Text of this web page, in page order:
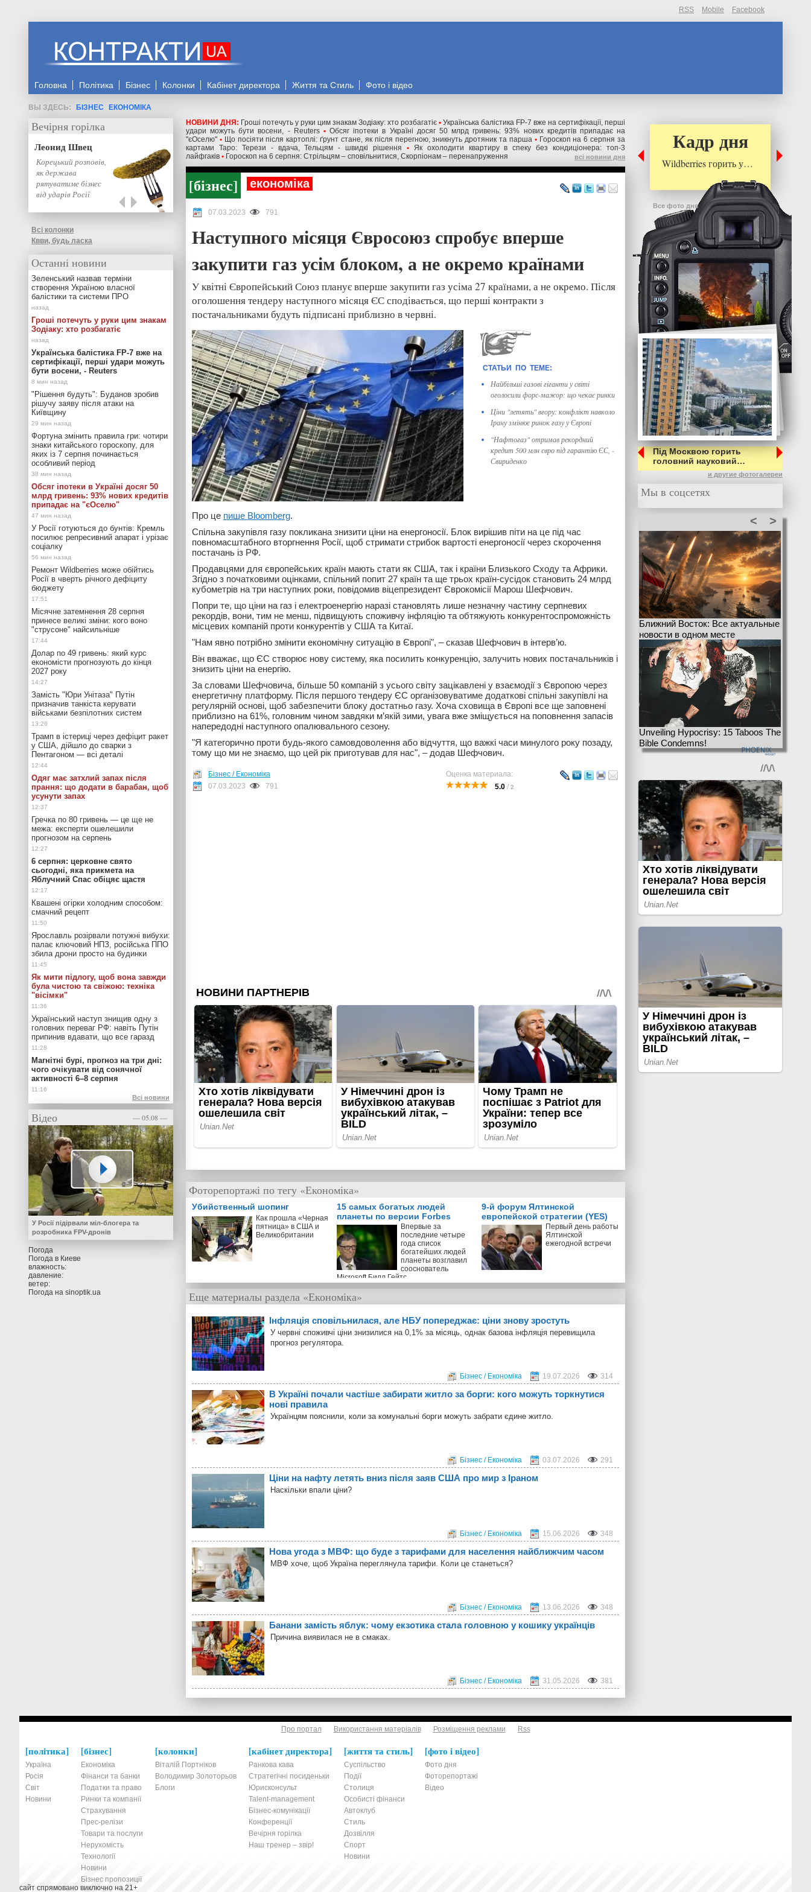
RSS Mobile Facebook
Головна Політика Бізнес Колонки Кабінет директора Життя та Стиль Фото і відео
БІЗНЕС
ЕКОНОМІКА
НОВИНИ ДНЯ: Гроші потечуть у руки цим знакам Зодіаку: хто розбагатіє • Українська балістика FP-7 вже на сертифікації, перші
удари можуть бути восени, - Reuters • Обсяг іпотеки в Україні досяг 50 млрд гривень: 93% нових кредитів припадає на
"єОселю" • Що посіяти після картоплі: ґрунт стане, як після перегною, зникнуть дротяник та парша • Гороскоп на 6 серпня за
картами Таро: Терези - вдача, Тельцям - швидкі рішення
• Як охолодити квартиру в спеку без кондиціонера: топ-3
лайфгаків • Гороскоп на 6 серпня: Стрільцям – сповільнитися, Скорпіонам – перенапруження всі новини дня
бізнес економіка
07.03.2023 791
Наступного місяця Євросоюз спробує вперше
закупити газ усім блоком, а не окремо країнами
У квітні Європейський Союз планує вперше закупити газ усіма 27 країнами, а не окремо. Після
оголошення тендеру наступного місяця ЄС сподівається, що перші контракти з
постачальниками будуть підписані приблизно в червні.
Найбільші газові гіганти у світі
оголосили форс-мажор: що чекає ринки
Ціни "летять" вгору: конфлікт навколо
Ірану змінює ринок газу у Європі
"Нафтогаз" отримав рекордний
кредит 500 млн євро під гарантію ЄС, -
Свириденко
Про це пише Bloomberg.
Спільна закупівля газу покликана знизити ціни на енергоносії. Блок вирішив піти на це під час
повномасштабного вторгнення Росії, щоб стримати стрибок вартості енергоносії через скорочення
постачань із РФ.
Продавцями для європейських країн мають стати як США, так і країни Близького Сходу та Африки.
Згідно з початковими оцінками, спільний попит 27 країн та ще трьох країн-сусідок становить 24 млрд
кубометрів на три наступних роки, повідомив віцепрезидент Єврокомісії Марош Шефчович.
Попри те, що ціни на газ і електроенергію наразі становлять лише незначну частину серпневих
рекордів, вони, тим не менш, підвищують споживчу інфляцію та обтяжують конкурентоспроможність
місцевих компаній проти конкурентів у США та Китаї.
"Нам явно потрібно змінити економічну ситуацію в Європі", – сказав Шефчович в інтерв’ю.
Він вважає, що ЄС створює нову систему, яка посилить конкуренцію, залучить нових постачальників і
знизить ціни на енергію.
За словами Шефчовича, більше 50 компаній з усього світу зацікавлені у взаємодії з Європою через
енергетичну платформу. Після першого тендеру ЄС організовуватиме додаткові спільні закупівлі на
регулярній основі, щоб забезпечити блоку достатньо газу. Хоча сховища в Європі все ще заповнені
приблизно на 61%, головним чином завдяки м’якій зими, увага вже зміщується на поповнення запасів
напередодні наступного опалювального сезону.
"Я категорично проти будь-якого самовдоволення або відчуття, що важкі часи минулого року позаду,
тому що ми не знаємо, що цей рік приготував для нас", – додав Шефчович.
Оценка материала:
5.0 / 2
Бізнес / Економіка
07.03.2023
791
Фоторепортажі по тегу «Економіка»
Убийственный шопинг
Как прошла «Черная
пятница» в США и
Великобритании
15 самых богатых людей
планеты по версии Forbes
Впервые за
последние четыре
года список
богатейших людей
планеты возглавил
сооснователь
Microsoft Билл Гейтс
9-й форум Ялтинской
европейской стратегии (YES)
Первый день работы
Ялтинской
ежегодной встречи
Еще материалы раздела «Економіка»
Інфляція сповільнилася, але НБУ попереджає: ціни знову зростуть
У червні споживчі ціни знизилися на 0,1% за місяць, однак базова інфляція перевищила
прогноз регулятора.
Бізнес / Економіка 19.07.2026 314
В Україні почали частіше забирати житло за борги: кого можуть торкнутися
нові правила
Українцям пояснили, коли за комунальні борги можуть забрати єдине житло.
Бізнес / Економіка 03.07.2026 291
Ціни на нафту летять вниз після заяв США про мир з Іраном
Наскільки впали ціни?
Бізнес / Економіка 15.06.2026 348
Нова угода з МВФ: що буде з тарифами для населення найближчим часом
МВФ хоче, щоб Україна переглянула тарифи. Коли це станеться?
Бізнес / Економіка 13.06.2026 348
Банани замість яблук: чому екзотика стала головною у кошику українців
Причина виявилася не в смаках.
Бізнес / Економіка 31.05.2026 381
Вечірня горілка
Леонид Швец
Корецький розповів,
як держава
рятуватиме бізнес
від ударів Росії
Всі колонки
Квви, будь ласка
Останні новини
Зеленський назвав терміни
створення Україною власної
балістики та системи ПРО
Гроші потечуть у руки цим знакам
Зодіаку: хто розбагатіє
Українська балістика FP-7 вже на
сертифікації, перші удари можуть
бути восени, - Reuters
"Рішення будуть": Буданов зробив
рішучу заяву після атаки на
Київщину
Фортуна змінить правила гри: чотири
знаки китайського гороскопу, для
яких із 7 серпня починається
особливий період
Обсяг іпотеки в Україні досяг 50
млрд гривень: 93% нових кредитів
припадає на "єОселю"
У Росії готуються до бунтів: Кремль
посилює репресивний апарат і урізає
соціалку
Ремонт Wildberries може обійтись
Росії в чверть річного дефіциту
бюджету
Місячне затемнення 28 серпня
принесе великі зміни: кого воно
"струсоне" найсильніше
Долар по 49 гривень: який курс
економісти прогнозують до кінця
2027 року
Замість "Юри Унітаза" Путін
призначив танкіста керувати
військами безпілотних систем
Трамп в істериці через дефіцит ракет
у США, дійшло до сварки з
Пентагоном — всі деталі
Одяг має затхлий запах після
прання: що додати в барабан, щоб
усунути запах
Гречка по 80 гривень — це ще не
межа: експерти ошелешили
прогнозом на серпень
6 серпня: церковне свято
сьогодні, яка прикмета на
Яблучний Спас обіцяє щастя
Квашені огірки холодним способом:
смачний рецепт
Ярославль розірвали потужні вибухи:
палає ключовий НПЗ, російська ППО
збила дрони просто на будинки
Як мити підлогу, щоб вона завжди
була чистою та свіжою: техніка
"вісімки"
Український наступ знищив одну з
головних переваг РФ: навіть Путін
припинив вдавати, що все гаразд
Магнітні бурі, прогноз на три дні:
чого очікувати від сонячної
активності 6–8 серпня
Всі новини
Відео — 05.08 —
У Росії підірвали міл-блогера та
розробника FPV-дронів
Погода
Погода в Киеве
влажность:
давление:
ветер:
Погода на sinoptik.ua
Кадр дня
Wildberries горить у…
Все фото дня
Під Москвою горить
головний науковий…
и другие фотогалереи
Мы в соцсетях
>
<
Ближний Восток: Все актуальные
новости в одном месте
Unveiling Hypocrisy: 15 Taboos The
Bible Condemns!
Про портал Використання матеріалів Розміщення реклами Rss
політика
Україна
Росія
Світ
Новини
бізнес
Економіка
Фінанси та банки
Податки та право
Ринки та компанії
Страхування
Прес-релізи
Товари та послуги
Нерухомість
Технології
Новини
Бізнес пропозиції
колонки
Віталій Портніков
Володимир Золоторьов
Блоги
кабінет директора
Ранкова кава
Стратегічні посиденьки
Юрисконсульт
Talent-management
Бізнес-комунікації
Конференції
Вечірня горілка
Наш тренер – звір!
життя та стиль
Суспільство
Події
Столиця
Особисті фінанси
Автоклуб
Стиль
Дозвілля
Спорт
Новини
фото і відео
Фото дня
Фоторепортажі
Відео
сайт спрямовано виключно на 21+